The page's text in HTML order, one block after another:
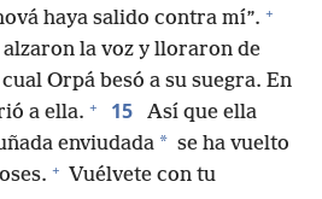
haya salido contra mí”. +
la voz y lloraron de
Orpá besó a su suegra. En
a ella. + 15
Así que ella
enviudada * se ha vuelto
+ Vuélvete con tu